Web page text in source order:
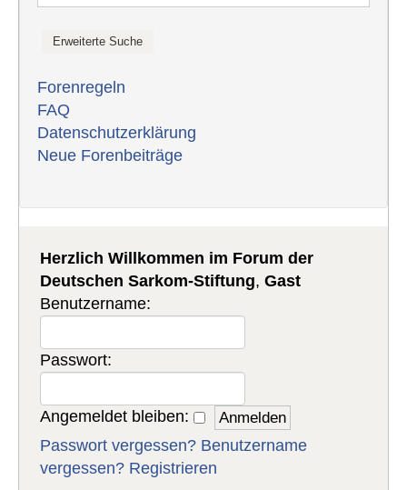
Forenregeln
FAQ
Datenschutzerklärung
Neue Forenbeiträge
Herzlich Willkommen im Forum der
Deutschen Sarkom-Stiftung,Gast
Benutzername:
Passwort:
Angemeldet bleiben:
Passwort vergessen? Benutzername
vergessen? Registrieren